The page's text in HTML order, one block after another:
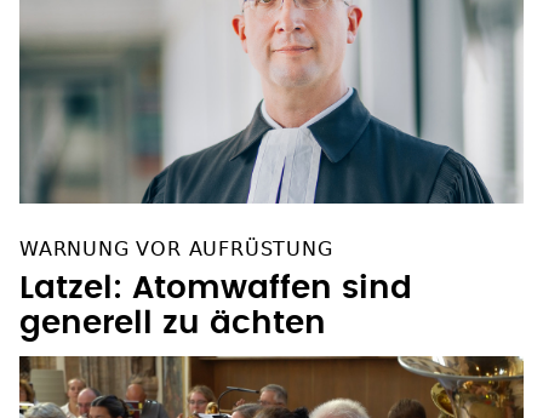
WARNUNG VOR AUFRÜSTUNG
Latzel: Atomwaffen sind
generell zu ächten